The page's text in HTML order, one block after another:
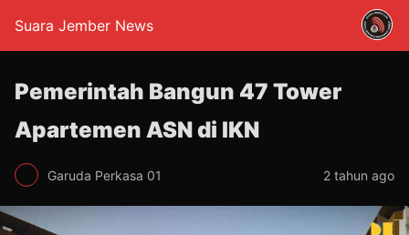
Suara Jember News
Pemerintah Bangun 47 Tower
Apartemen ASN di IKN
Garuda Perkasa 01 2 tahun ago